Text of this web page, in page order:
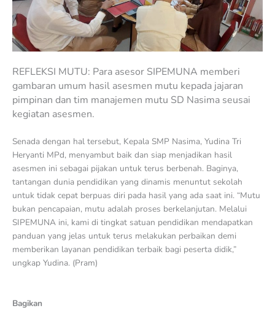
REFLEKSI MUTU: Para asesor SIPEMUNA memberi
gambaran umum hasil asesmen mutu kepada jajaran
pimpinan dan tim manajemen mutu SD Nasima seusai
kegiatan asesmen.
Senada dengan hal tersebut, Kepala SMP Nasima, Yudina Tri
Heryanti MPd, menyambut baik dan siap menjadikan hasil
asesmen ini sebagai pijakan untuk terus berbenah. Baginya,
tantangan dunia pendidikan yang dinamis menuntut sekolah
untuk tidak cepat berpuas diri pada hasil yang ada saat ini. “Mutu
bukan pencapaian, mutu adalah proses berkelanjutan. Melalui
SIPEMUNA ini, kami di tingkat satuan pendidikan mendapatkan
panduan yang jelas untuk terus melakukan perbaikan demi
memberikan layanan pendidikan terbaik bagi peserta didik,”
ungkap Yudina. (Pram)
Bagikan